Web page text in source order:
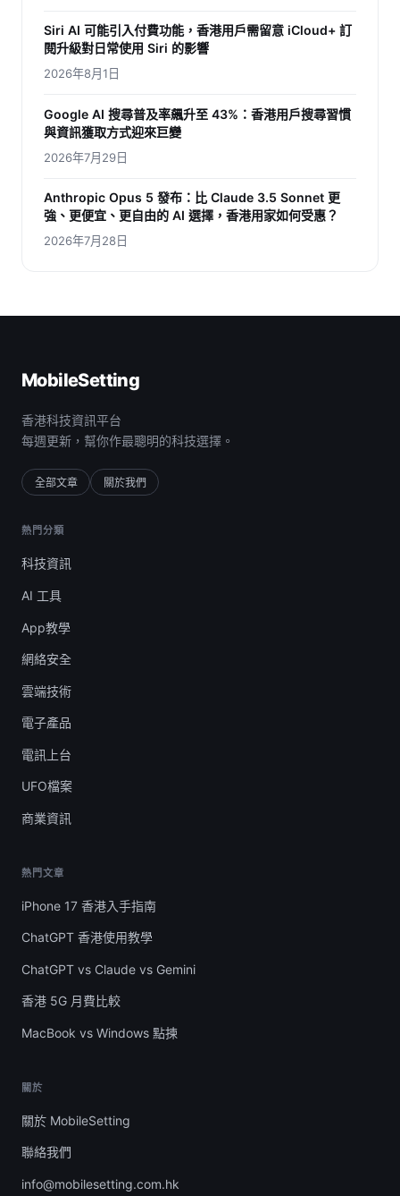
Siri AI 可能引入付費功能，香港用戶需留意 iCloud+ 訂
閱升級對日常使用 Siri 的影響
2026年8月1日
Google AI 搜尋普及率飆升至 43%：香港用戶搜尋習慣
與資訊獲取方式迎來巨變
2026年7月29日
Anthropic Opus 5 發布：比 Claude 3.5 Sonnet 更
強、更便宜、更自由的 AI 選擇，香港用家如何受惠？
2026年7月28日
MobileSetting
香港科技資訊平台
每週更新，幫你作最聰明的科技選擇。
全部文章 關於我們
熱門分類
科技資訊
AI 工具
App教學
網絡安全
雲端技術
電子產品
電訊上台
UFO檔案
商業資訊
熱門文章
iPhone 17 香港入手指南
ChatGPT 香港使用教學
ChatGPT vs Claude vs Gemini
香港 5G 月費比較
MacBook vs Windows 點揀
關於
關於 MobileSetting
聯絡我們
info@mobilesetting.com.hk